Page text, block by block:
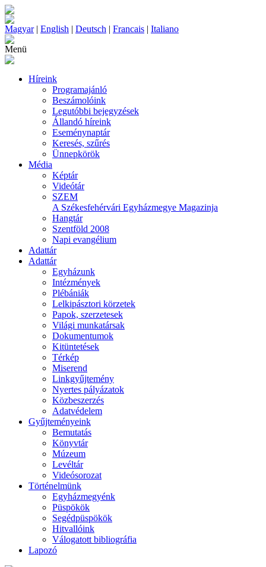
Magyar| English | Deutsch | Francais | Italiano
Menü
Híreink
Programajánló
Beszámolóink
Legutóbbi bejegyzések
Állandó híreink
Eseménynaptár
Keresés, szűrés
Ünnepkörök
Média
Képtár
Videótár
SZEM
A Székesfehérvári Egyházmegye Magazinja
Hangtár
Szentföld 2008
Napi evangélium
Adattár
Adattár
Egyházunk
Intézmények
Plébániák
Lelkipásztori körzetek
Papok, szerzetesek
Világi munkatársak
Dokumentumok
Kitüntetések
Térkép
Miserend
Linkgyűjtemény
Nyertes pályázatok
Közbeszerzés
Adatvédelem
Gyűjteményeink
Bemutatás
Könyvtár
Múzeum
Levéltár
Videósorozat
Történelmünk
Egyházmegyénk
Püspökök
Segédpüspökök
Hitvallóink
Válogatott bibliográfia
Lapozó